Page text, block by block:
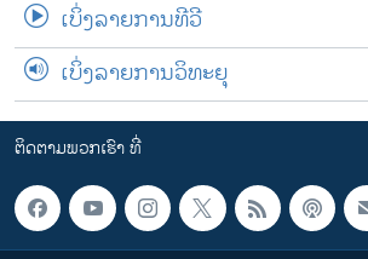
ເບິ່ງລາຍການທີວີ
ເບິ່ງລາຍການວິທະຍຸ
ຕິດຕາມພວກເຮົາ ທີ່